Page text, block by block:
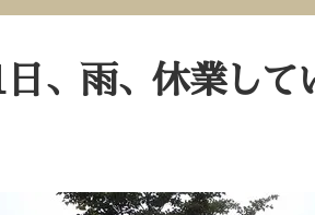
日、雨、休業して